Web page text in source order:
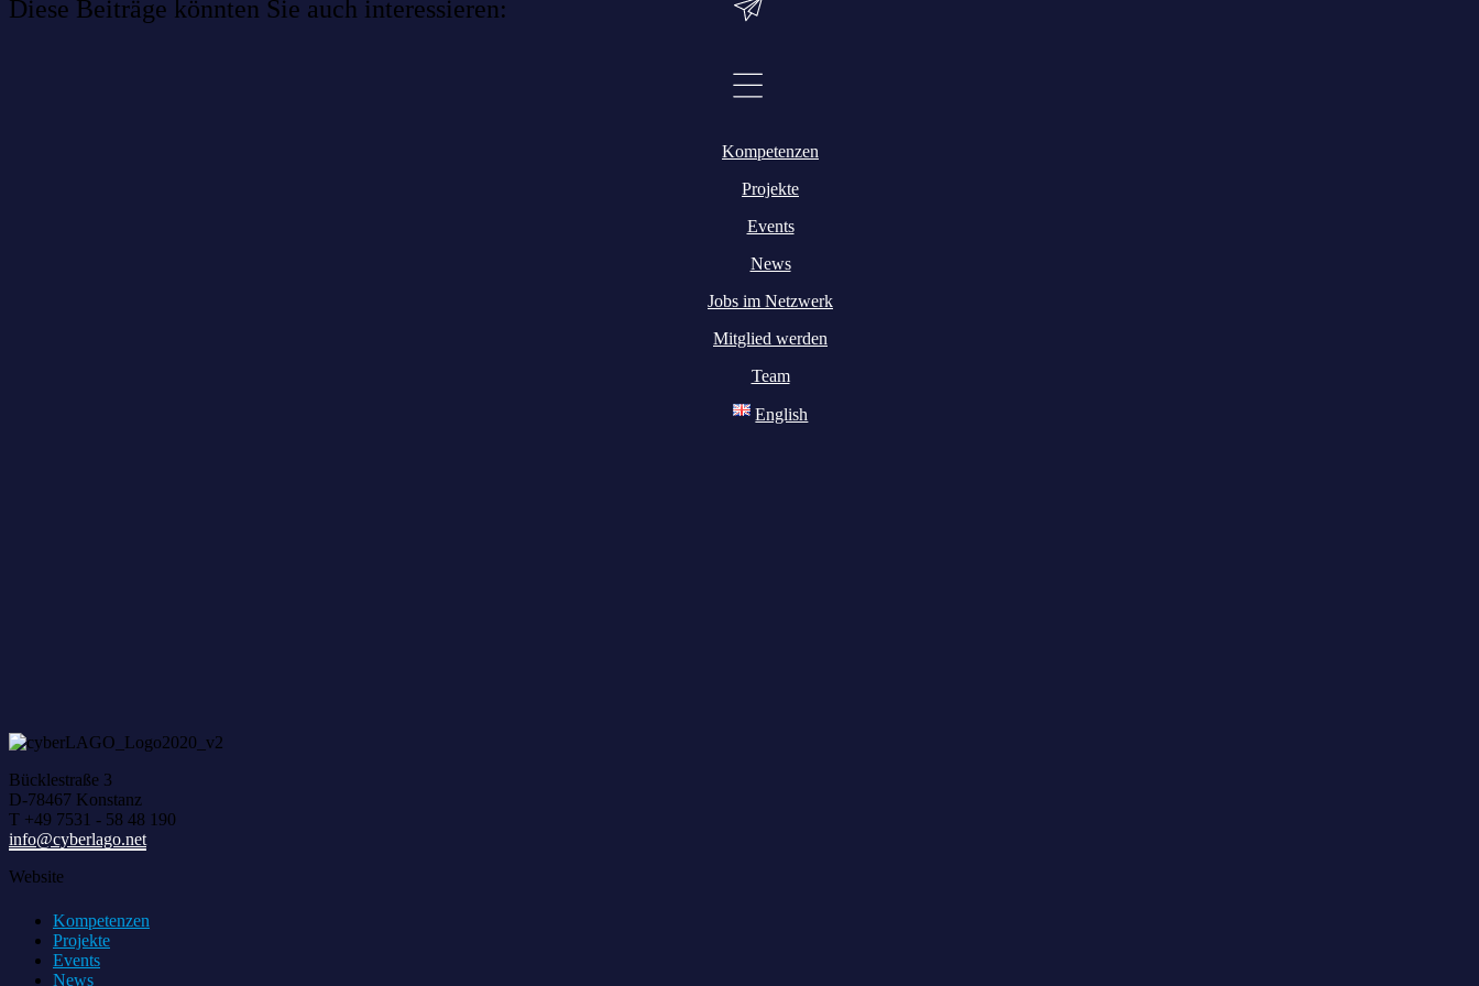
Kompetenzen
Projekte
Events
News
Jobs im Netzwerk
Mitglied werden
Team
English
Diese Beiträge könnten Sie auch interessieren:
Bücklestraße 3
D-78467 Konstanz
T +49 7531 - 58 48 190
info@cyberlago.net
Website
Kompetenzen
Projekte
Events
News